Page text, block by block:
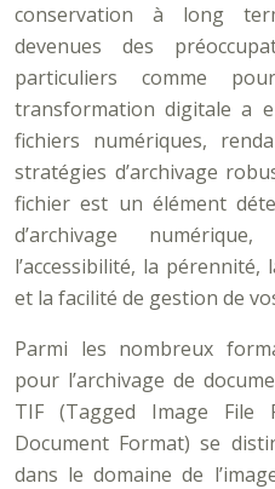
conservation à long
devenues des
particuliers comme
transformation digitale a
fichiers numériques,
stratégies d’archivage
fichier est un élément
d’archivage
l’accessibilité, la
et la facilité de gestion de
Parmi les nombreux
pour l’archivage de
TIF (Tagged Image File
Document Format) se
dans le domaine de